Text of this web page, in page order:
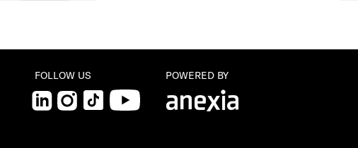
FOLLOW US
LinkedInInstagram
TikTok YouTube
POWERED BY